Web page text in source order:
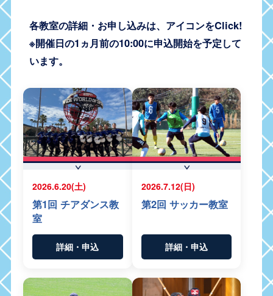
各教室の詳細・お申し込みは、アイコンをClick!
※開催日の1ヵ月前の10:00に申込開始を予定して
います。
2026.6.20(土)
第1回 チアダンス教
室
詳細・申込
2026.7.12(日)
第2回 サッカー教室
詳細・申込